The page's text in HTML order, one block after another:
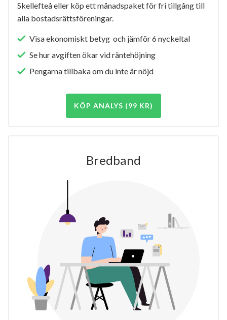
Skellefteå eller köp ett månadspaket för fri tillgång till
alla bostadsrättsföreningar.
Visa ekonomiskt betyg och jämför 6 nyckeltal
Se hur avgiften ökar vid räntehöjning
Pengarna tillbaka om du inte är nöjd
KÖP ANALYS (99 KR)
Bredband